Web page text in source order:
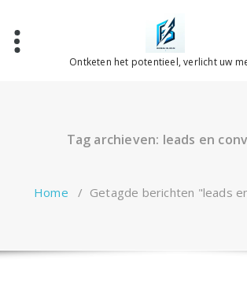
inhoud
Ontketen het potentieel, verlicht uw
Tag archieven: leads en
Home / Getagde berichten "leads